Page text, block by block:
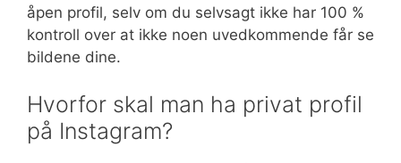
åpen profil, selv om du selvsagt ikke har 100 %
kontroll over at ikke noen uvedkommende får se
bildene dine.
Hvorfor skal man ha privat profil
på Instagram?